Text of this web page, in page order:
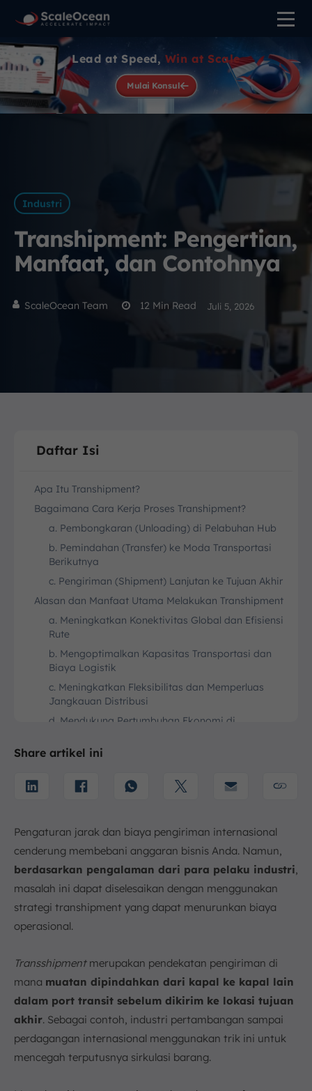
Lead at Speed, Win at Scale
Mulai Konsul
Industri
Transhipment: Pengertian,
Manfaat, dan Contohnya
ScaleOcean Team 12 Min Read Juli 5, 2026
Daftar Isi
Apa Itu Transhipment?
Bagaimana Cara Kerja Proses Transhipment?
a. Pembongkaran (Unloading) di Pelabuhan Hub
b. Pemindahan (Transfer) ke Moda Transportasi
Berikutnya
c. Pengiriman (Shipment) Lanjutan ke Tujuan Akhir
Alasan dan Manfaat Utama Melakukan Transhipment
a. Meningkatkan Konektivitas Global dan Efisiensi
Rute
b. Mengoptimalkan Kapasitas Transportasi dan
Biaya Logistik
c. Meningkatkan Fleksibilitas dan Memperluas
Jangkauan Distribusi
d. Mendukung Pertumbuhan Ekonomi di
Risiko dan Tantangan dalam Proses Transhipment
c. Kompleksitas Dokumentasi dan Prosedur
Kepabeanan Tambahan
Perbedaan Transhipment vs Transit
a. Definisi dan Konsep Dasar
b. Dampak pada Waktu dan Biaya
c. Peran dalam Rantai Pasok
a. Pengiriman Laut atau Maritim
b. Komoditas Curah seperti Batubara
c. Perikanan
d. Rantai Pasok Global
Share artikel ini
Pengaturan jarak dan biaya pengiriman internasional
cenderung membebani anggaran bisnis Anda. Namun,
berdasarkan pengalaman dari para pelaku industri,
masalah ini dapat diselesaikan dengan menggunakan
strategi transhipment yang dapat menurunkan biaya
operasional.
Transshipmentmerupakan pendekatan pengiriman di
mana muatan dipindahkan dari kapal ke kapal lain
dalam port transit sebelum dikirim ke lokasi tujuan
akhir. Sebagai contoh, industri pertambangan sampai
perdagangan internasional menggunakan trik ini untuk
mencegah terputusnya sirkulasi barang.